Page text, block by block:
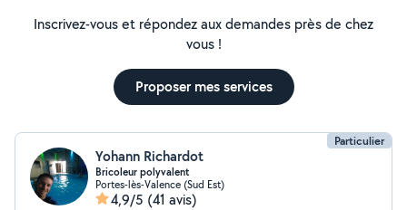
Inscrivez-vous et répondez aux demandes près de chez
vous !
Proposer mes services
Particulier
Yohann Richardot
Bricoleur polyvalent
Portes-lès-Valence (Sud Est)
4,9/5 (41 avis)